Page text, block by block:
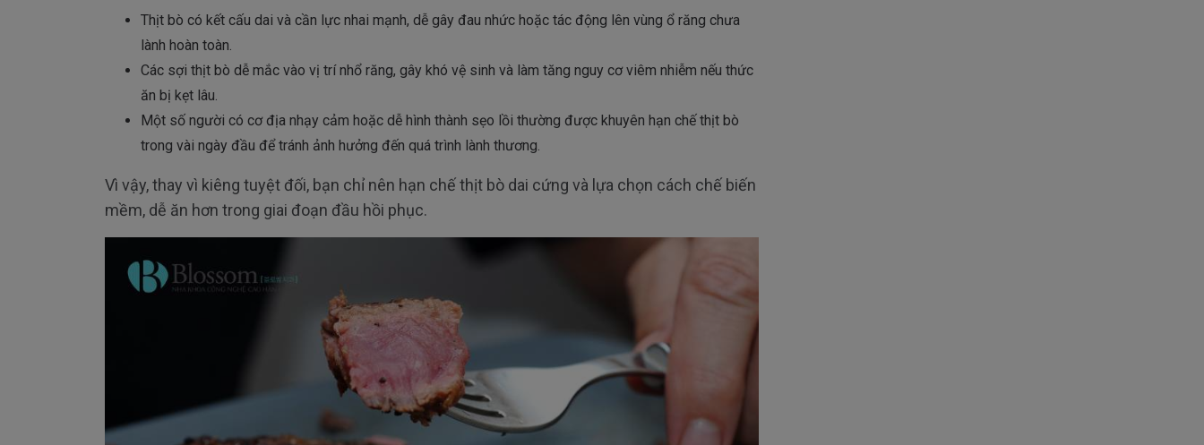
Thịt bò có kết cấu dai và cần lực nhai mạnh, dễ gây đau nhức hoặc tác động lên vùng ổ răng chưa
lành hoàn toàn.
Các sợi thịt bò dễ mắc vào vị trí nhổ răng, gây khó vệ sinh và làm tăng nguy cơ viêm nhiễm nếu thức
ăn bị kẹt lâu.
Một số người có cơ địa nhạy cảm hoặc dễ hình thành sẹo lồi thường được khuyên hạn chế thịt bò
trong vài ngày đầu để tránh ảnh hưởng đến quá trình lành thương.
Vì vậy, thay vì kiêng tuyệt đối, bạn chỉ nên hạn chế thịt bò dai cứng và lựa chọn cách chế biến
mềm, dễ ăn hơn trong giai đoạn đầu hồi phục.